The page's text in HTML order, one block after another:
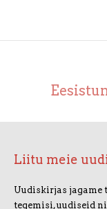
Liitu meie
Uudiskirjas jagame
tegemisi, uudiseid